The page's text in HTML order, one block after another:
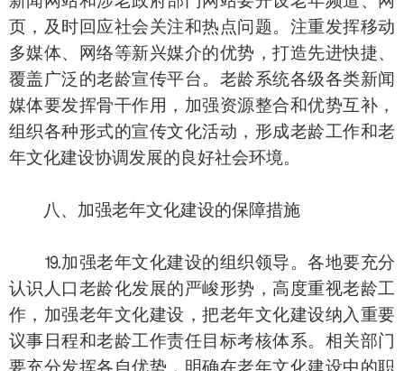
页，及时回应社会关注和热点问题。注重发挥移动
多媒体、网络等新兴媒介的优势，打造先进快捷、
覆盖广泛的老龄宣传平台。老龄系统各级各类新闻
媒体要发挥骨干作用，加强资源整合和优势互补，
组织各种形式的宣传文化活动，形成老龄工作和老
年文化建设协调发展的良好社会环境。
八、加强老年文化建设的保障措施
⒚加强老年文化建设的组织领导。各地要充分
认识人口老龄化发展的严峻形势，高度重视老龄工
作，加强老年文化建设，把老年文化建设纳入重要
议事日程和老龄工作责任目标考核体系。相关部门
要充分发挥各自优势，明确在老年文化建设中的职